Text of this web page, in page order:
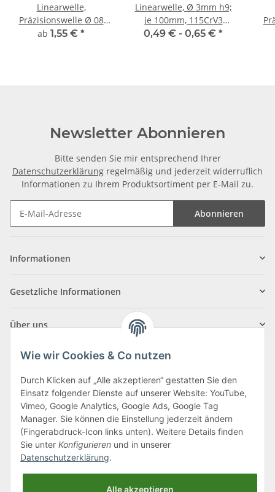
Linearwelle,
Präzisionswelle Ø 08
mm, gehärtet,
ab 1,55 € *
Linearwelle, Ø 3mm h9;
je 100mm, 115CrV3
geschliffen und poliert
0,49 € - 0,65 € *
Newsletter Abonnieren
Bitte senden Sie mir entsprechend Ihrer
Datenschutzerklärung regelmäßig und jederzeit widerruflich
Informationen zu Ihrem Produktsortiment per E-Mail zu.
Abonnieren
Informationen
Gesetzliche Informationen
Über uns
Klagenfurter Straße 29
9556 Liebenfels
Montag bis Donnerstag: 8:00 bis 16:30 Uhr
Freitag: 8:00 bis 12:00 Uhr
Tel.:0043 (0) 4262 50900
Wie wir Cookies & Co nutzen
Durch Klicken auf „Alle akzeptieren“ gestatten Sie den
Einsatz folgender Dienste auf unserer Website: YouTube,
Vimeo, Google Analytics, Google Ads, Google Tag
Manager. Sie können die Einstellung jederzeit ändern
(Fingerabdruck-Icon links unten). Weitere Details finden
Sie unter Konfigurieren und in unserer
Datenschutzerklärung.
Alle akzeptieren